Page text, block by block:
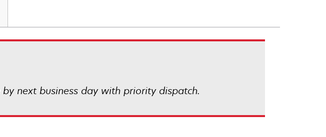
next business day with priority dispatch.